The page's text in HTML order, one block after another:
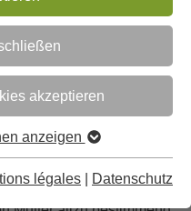
akzeptieren
anzeigen
légales Datenschutz
bietet am 6. und
zwei Stücke an
der beiden
In
Mei zum